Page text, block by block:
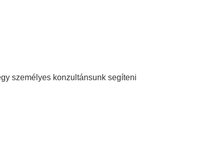
személyes konzultánsunk segíteni